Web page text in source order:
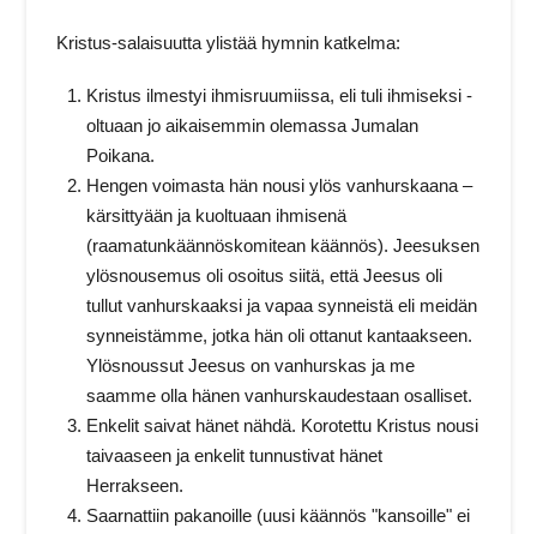
Kristus-salaisuutta ylistää hymnin katkelma:
Kristus ilmestyi ihmisruumiissa, eli tuli ihmiseksi -
oltuaan jo aikaisemmin olemassa Jumalan
Poikana.
Hengen voimasta hän nousi ylös vanhurskaana –
kärsittyään ja kuoltuaan ihmisenä
(raamatunkäännöskomitean käännös). Jeesuksen
ylösnousemus oli osoitus siitä, että Jeesus oli
tullut vanhurskaaksi ja vapaa synneistä eli meidän
synneistämme, jotka hän oli ottanut kantaakseen.
Ylösnoussut Jeesus on vanhurskas ja me
saamme olla hänen vanhurskaudestaan osalliset.
Enkelit saivat hänet nähdä. Korotettu Kristus nousi
taivaaseen ja enkelit tunnustivat hänet
Herrakseen.
Saarnattiin pakanoille (uusi käännös "kansoille" ei